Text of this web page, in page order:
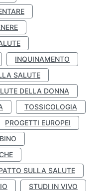
INQUINAMENTO
SALUTE
DELLA DONNA
TOSSICOLOGIA
PROGETTI EUROPEI
SULLA SALUTE
STUDI IN VIVO